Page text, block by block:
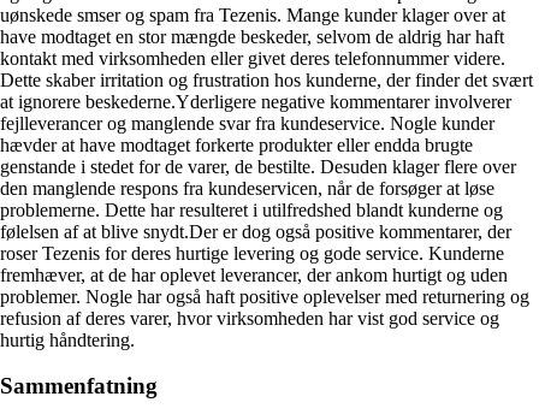
uønskede smser og spam fra Tezenis. Mange kunder klager over at
have modtaget en stor mængde beskeder, selvom de aldrig har haft
kontakt med virksomheden eller givet deres telefonnummer videre.
Dette skaber irritation og frustration hos kunderne, der finder det svært
at ignorere beskederne.Yderligere negative kommentarer involverer
fejlleverancer og manglende svar fra kundeservice. Nogle kunder
hævder at have modtaget forkerte produkter eller endda brugte
genstande i stedet for de varer, de bestilte. Desuden klager flere over
den manglende respons fra kundeservicen, når de forsøger at løse
problemerne. Dette har resulteret i utilfredshed blandt kunderne og
følelsen af at blive snydt.Der er dog også positive kommentarer, der
roser Tezenis for deres hurtige levering og gode service. Kunderne
fremhæver, at de har oplevet leverancer, der ankom hurtigt og uden
problemer. Nogle har også haft positive oplevelser med returnering og
refusion af deres varer, hvor virksomheden har vist god service og
hurtig håndtering.
Sammenfatning